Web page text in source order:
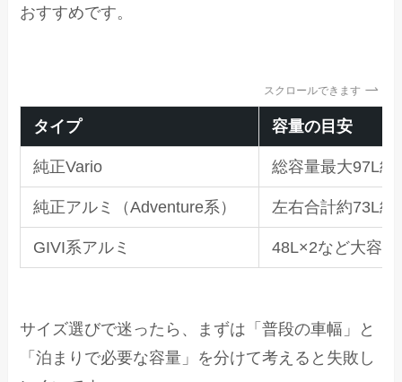
おすすめです。
スクロールできます
タイプ 容量の目安
純正Vario 総容量最大97L級
純正アルミ（Adventure系） 左右合計約73L級
GIVI系アルミ 48L×2など大容量
サイズ選びで迷ったら、まずは「普段の車幅」と
「泊まりで必要な容量」を分けて考えると失敗し